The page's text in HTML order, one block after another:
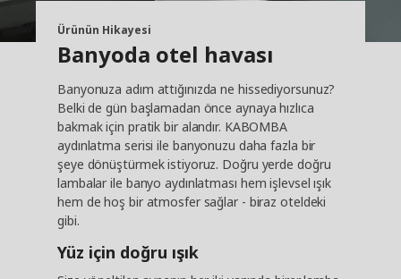
Ürünün Hikayesi
Banyoda otel havası
Banyonuza adım attığınızda ne hissediyorsunuz?
Belki de gün başlamadan önce aynaya hızlıca
bakmak için pratik bir alandır. KABOMBA
aydınlatma serisi ile banyonuzu daha fazla bir
şeye dönüştürmek istiyoruz. Doğru yerde doğru
lambalar ile banyo aydınlatması hem işlevsel ışık
hem de hoş bir atmosfer sağlar - biraz oteldeki
gibi.
Yüz için doğru ışık